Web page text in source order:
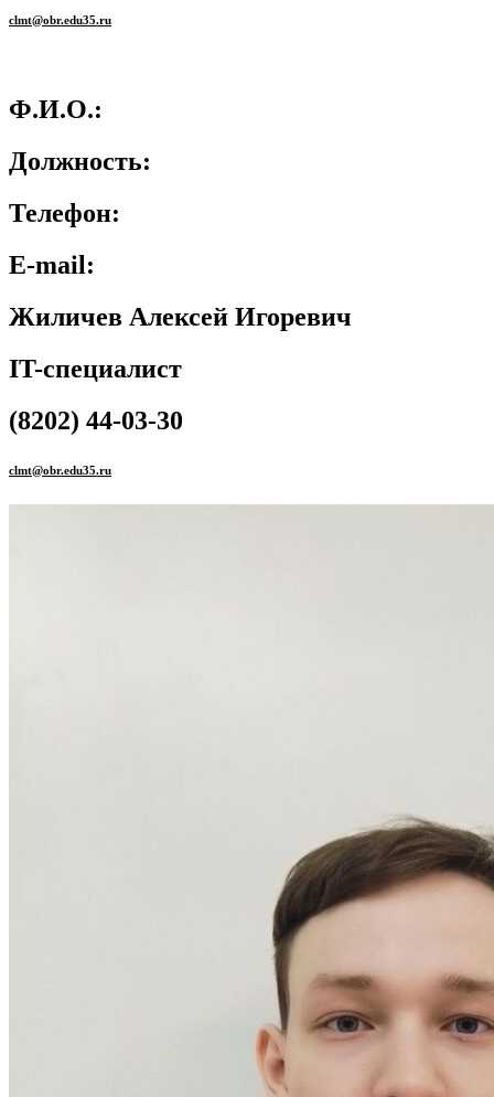
clmt@obr.edu35.ru
Ф.И.О.:
Должность:
Телефон:
E-mail:
Жиличев Алексей Игоревич
IT-специалист
(8202) 44-03-30
clmt@obr.edu35.ru